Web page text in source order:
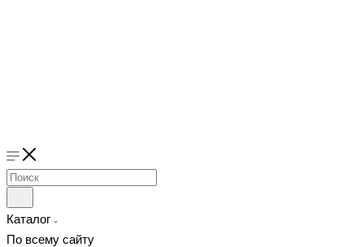
Каталог
По всему сайту